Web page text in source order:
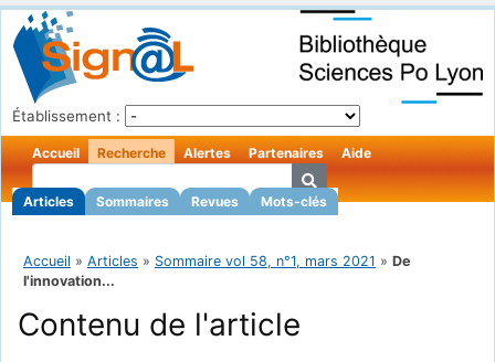
Établissement :
Accueil Recherche
Articles Sommaires Revues Mots-clés
Alertes Partenaires Aide
Accueil » Articles » Sommaire vol 58, n°1, mars 2021 » De
l'innovation...
Contenu de l'article